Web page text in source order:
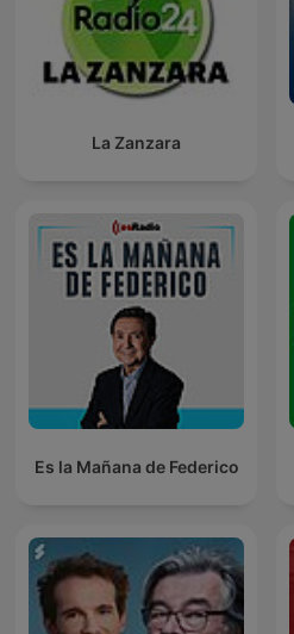
La Zanzara
Es la Mañana de Federico